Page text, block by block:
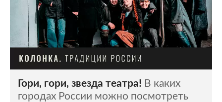
Гори, гори, звезда театра! В каких
городах России можно посмотреть